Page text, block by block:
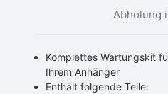
Abholung
Komplettes Wartungskit
Ihrem Anhänger
Enthält folgende Teile: